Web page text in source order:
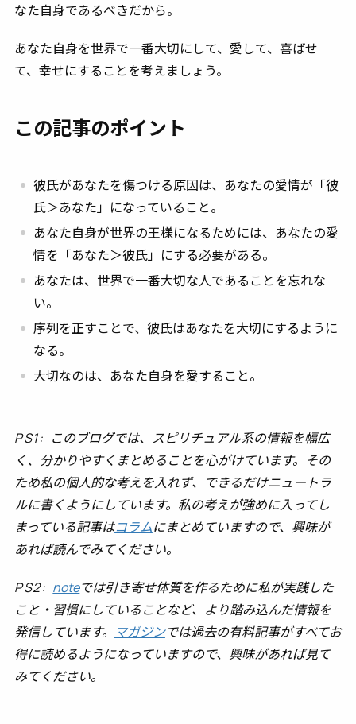
なた自身であるべきだから。
あなた自身を世界で一番大切にして、愛して、喜ばせ
て、幸せにすることを考えましょう。
この記事のポイント
彼氏があなたを傷つける原因は、あなたの愛情が「彼
氏＞あなた」になっていること。
あなた自身が世界の王様になるためには、あなたの愛
情を「あなた＞彼氏」にする必要がある。
あなたは、世界で一番大切な人であることを忘れな
い。
序列を正すことで、彼氏はあなたを大切にするように
なる。
大切なのは、あなた自身を愛すること。
PS1: このブログでは、スピリチュアル系の情報を幅広
く、分かりやすくまとめることを心がけています。その
ため私の個人的な考えを入れず、できるだけニュートラ
ルに書くようにしています。私の考えが強めに入ってし
まっている記事はコラムにまとめていますので、興味が
あれば読んでみてください。
PS2: noteでは引き寄せ体質を作るために私が実践した
こと・習慣にしていることなど、より踏み込んだ情報を
発信しています。
マガジンでは過去の有料記事がすべてお
得に読めるようになっていますので、興味があれば見て
みてください。